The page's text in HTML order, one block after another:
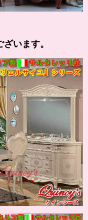
います。